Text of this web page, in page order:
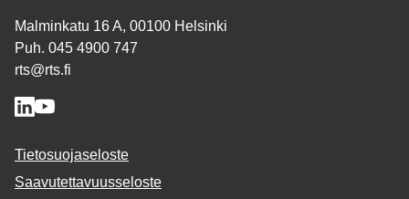
Malminkatu 16 A, 00100 Helsinki
Puh. 045 4900 747
rts@rts.fi
Tietosuojaseloste
Saavutettavuusseloste